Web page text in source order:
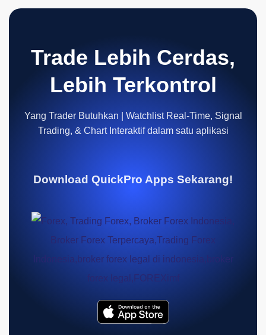
Trade Lebih Cerdas,
Lebih Terkontrol
Yang Trader Butuhkan | Watchlist Real-Time, Signal
Trading, & Chart Interaktif dalam satu aplikasi
Download QuickPro Apps Sekarang!